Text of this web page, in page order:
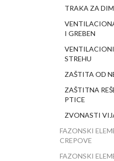
TRAKA ZA
I GREBEN
STREHU
ZAŠTITA OD
ZAŠTITNA
PTICE
ZVONASTI
FAZONSKI
CREPOVE
FAZONSKI